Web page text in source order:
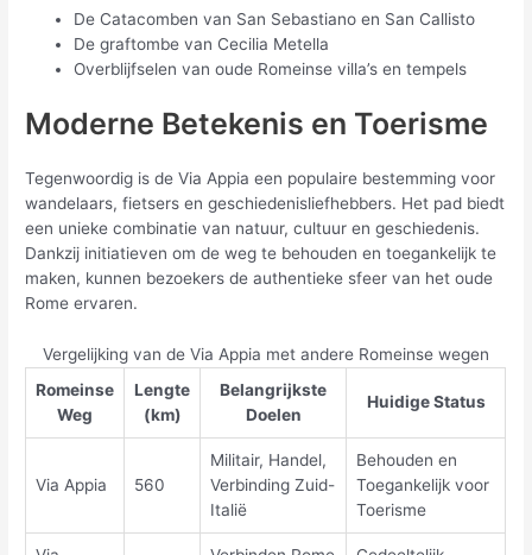
De Catacomben van San Sebastiano en San Callisto
De graftombe van Cecilia Metella
Overblijfselen van oude Romeinse villa’s en tempels
Moderne Betekenis en Toerisme
Tegenwoordig is de Via Appia een populaire bestemming voor
wandelaars, fietsers en geschiedenisliefhebbers. Het pad biedt
een unieke combinatie van natuur, cultuur en geschiedenis.
Dankzij initiatieven om de weg te behouden en toegankelijk te
maken, kunnen bezoekers de authentieke sfeer van het oude
Rome ervaren.
Vergelijking van de Via Appia met andere Romeinse wegen
Romeinse
Weg
Lengte
(km)
Belangrijkste
Doelen
Huidige Status
Via Appia 560
Militair, Handel,
Verbinding Zuid-
Italië
Behouden en
Toegankelijk voor
Toerisme